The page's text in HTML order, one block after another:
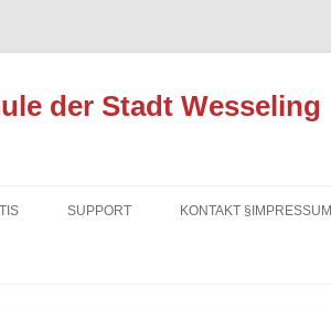
der Stadt Wesseling
Inhalt
SUPPORT KONTAKT §IMPRESSUM